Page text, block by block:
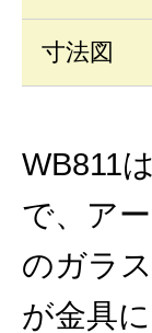
寸法図
WB811
で、ア
のガラ
が金具